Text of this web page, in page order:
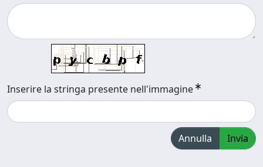
Inserire la stringa presente nell'immagine
Annulla Invia